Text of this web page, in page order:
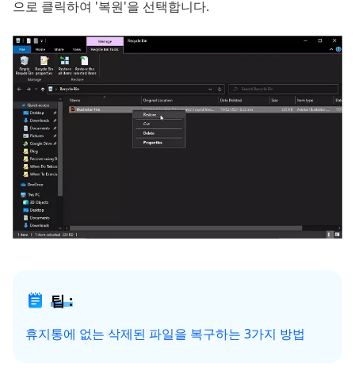
으로 클릭하여 '복원'을 선택합니다.
팁 :
휴지통에 없는 삭제된 파일을 복구하는 3가지 방법